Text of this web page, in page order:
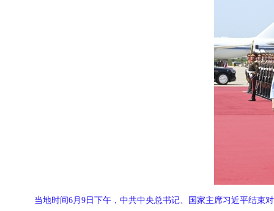
当地时间6月9日下午，中共中央总书记、国家主席习近平结束